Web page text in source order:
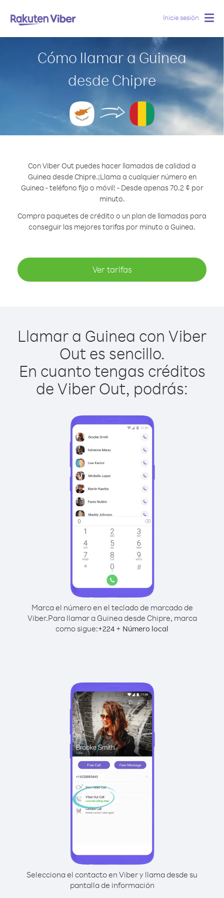
Inicie sesión
Cómo llamar a Guinea
desde Chipre
Con Viber Out puedes hacer llamadas de calidad a
Guinea desde Chipre.¡Llama a cualquier número en
Guinea - teléfono fijo o móvil! - Desde apenas 70.2 ¢ por
minuto.
Compra paquetes de crédito o un plan de llamadas para
conseguir las mejores tarifas por minuto a Guinea.
Ver tarifas
Llamar a Guinea con Viber
Out es sencillo.
En cuanto tengas créditos
de Viber Out, podrás:
Marca el número en el teclado de marcado de
Viber.Para llamar a Guinea desde Chipre, marca
como sigue:+224 + Número local
Selecciona el contacto en Viber y llama desde su
pantalla de información